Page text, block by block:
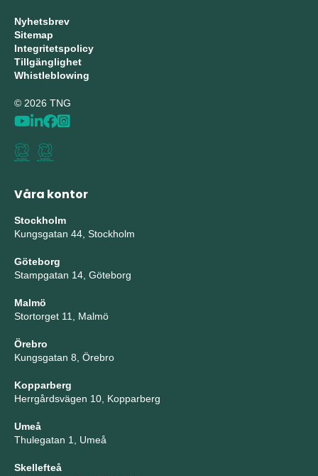
Nyhetsbrev
Sitemap
Integritetspolicy
Tillgänglighet
Whistleblowing
© 2026 TNG
Våra kontor
Stockholm
Kungsgatan 44, Stockholm
Göteborg
Stampgatan 14, Göteborg
Malmö
Stortorget 11, Malmö
Örebro
Kungsgatan 8, Örebro
Kopparberg
Herrgårdsvägen 10, Kopparberg
Umeå
Thulegatan 1, Umeå
Skellefteå